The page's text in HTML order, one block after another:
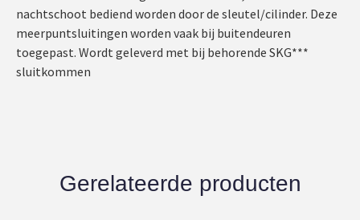
nachtschoot bediend worden door de sleutel/cilinder. Deze
meerpuntsluitingen worden vaak bij buitendeuren
toegepast. Wordt geleverd met bij behorende SKG***
sluitkommen
Gerelateerde producten